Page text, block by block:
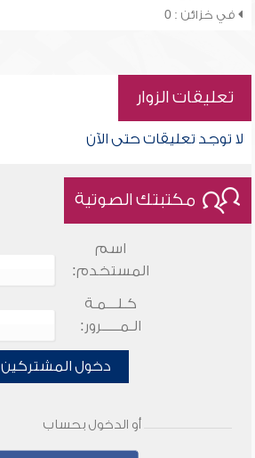
في خزائن : 0
تعليقات الزوار
لا توجد تعليقات حتى الآن
مكتبتك الصوتية
اسم
المستخدم:
كـلـــمـة
الـمـــــرور:
دخول المشتركين
أو الدخول بحساب